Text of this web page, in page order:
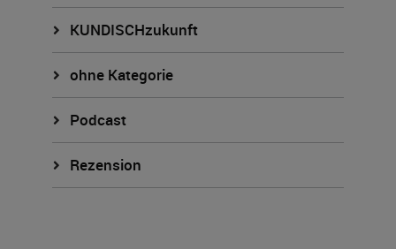
KUNDISCHzukunft
ohne Kategorie
Podcast
Rezension